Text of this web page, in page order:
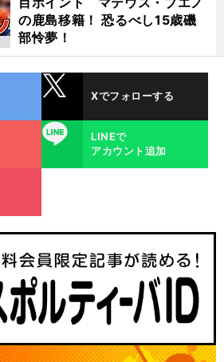
の鹿島移籍！ 恐るべし15歳磯
部怜夢！
Xでフォローする
LINE
LINEで
アカウント追加